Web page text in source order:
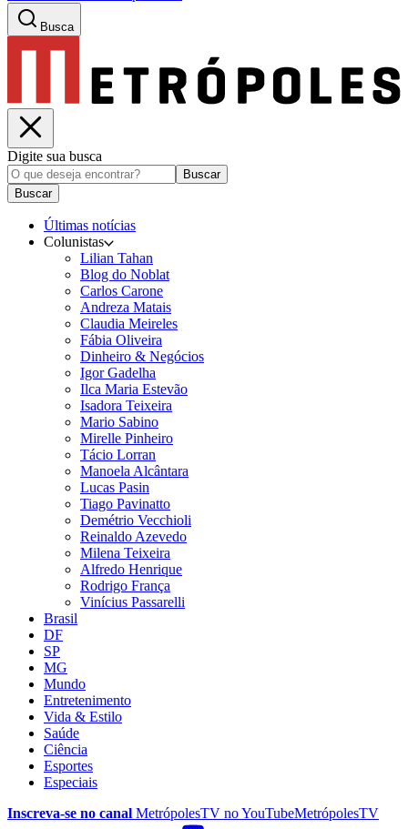
Busca
Digite sua busca
Buscar
Buscar
Últimas notícias
Colunistas
Lilian Tahan
Blog do Noblat
Carlos Carone
Andreza Matais
Claudia Meireles
Fábia Oliveira
Dinheiro & Negócios
Igor Gadelha
Ilca Maria Estevão
Isadora Teixeira
Mario Sabino
Mirelle Pinheiro
Tácio Lorran
Manoela Alcântara
Lucas Pasin
Tiago Pavinatto
Demétrio Vecchioli
Reinaldo Azevedo
Milena Teixeira
Alfredo Henrique
Rodrigo França
Vinícius Passarelli
Brasil
DF
SP
MG
Mundo
Entretenimento
Vida & Estilo
Saúde
Ciência
Esportes
Especiais
Inscreva-se no canal MetrópolesTV noYouTubeMetrópolesTV